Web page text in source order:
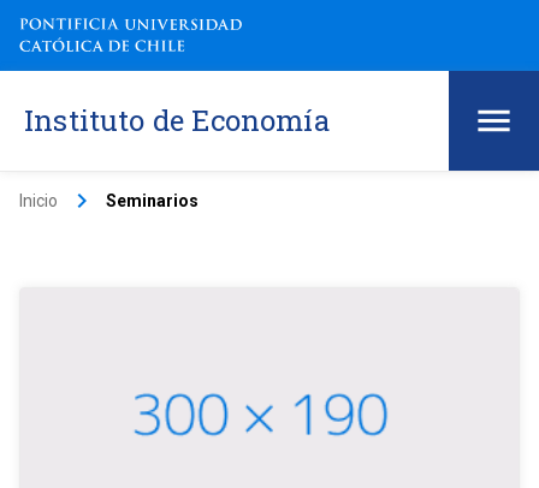
Instituto de Economía
Inicio keyboard_arrow_right Seminarios